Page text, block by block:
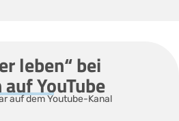
leben“ bei
YouTube
auf dem Youtube-Kanal